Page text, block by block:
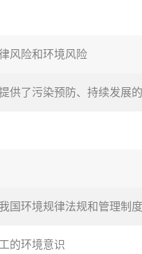
风险和环境风险
供了污染预防、持续发展
国环境规律法规和管理制
的环境意识